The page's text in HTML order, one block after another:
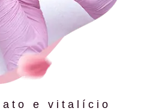
e vitalício